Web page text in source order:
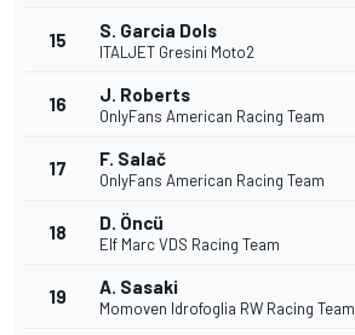
15 S. Garcia Dols
ITALJET Gresini Moto2
16 J. Roberts
OnlyFans American Racing Team
17 F. Salač
OnlyFans American Racing Team
18 D. Öncü
Elf Marc VDS Racing Team
19 A. Sasaki
Momoven Idrofoglia RW Racing Team